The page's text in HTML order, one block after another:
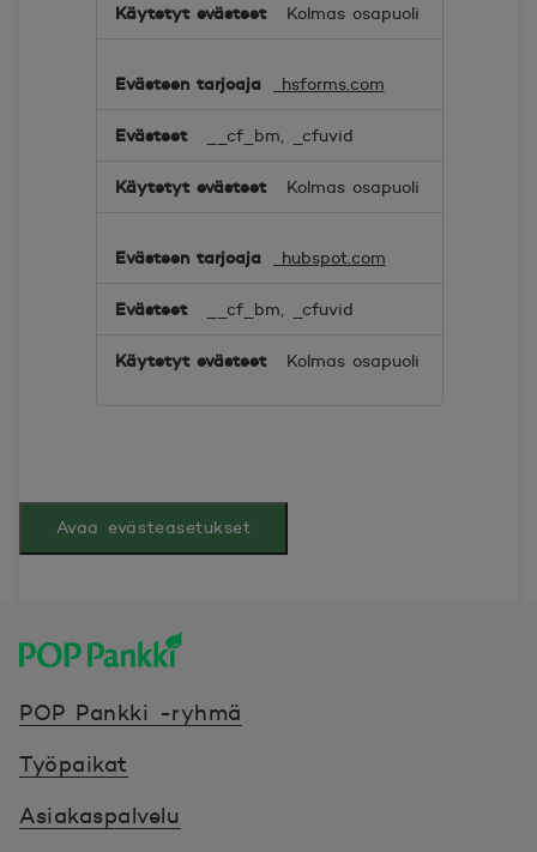
Kolmas osapuoli
hsforms.com
__cf_bm, _cfuvid
Kolmas osapuoli
hubspot.com
__cf_bm, _cfuvid
Kolmas osapuoli
Avaa evästeasetukset
POP Pankki -ryhmä
Työpaikat
Asiakaspalvelu